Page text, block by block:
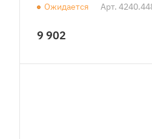
Ожидается Арт.
9 902